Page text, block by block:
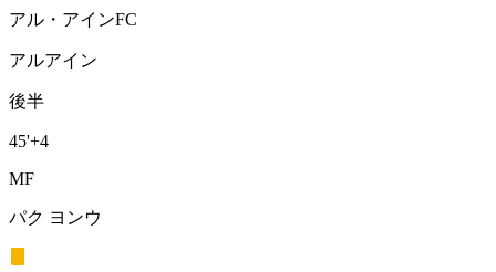
アル・アインFC
アルアイン
後半
45'+4
MF
パク ヨンウ